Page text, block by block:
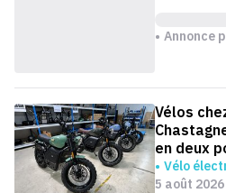
Annonce
Vélos
en deux
Vélo
5 août 2026